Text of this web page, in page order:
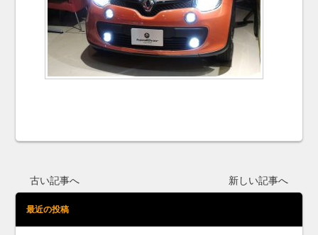
古い記事へ 新しい記事へ
最近の投稿